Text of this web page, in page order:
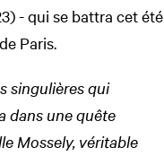
- qui se battra cet été
Paris.
singulières qui
dans une quête
Mossely, véritable